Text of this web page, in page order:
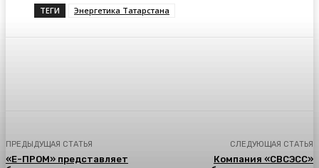
ТЕГИ Энергетика Татарстана
ПРЕДЫДУЩАЯ СТАТЬЯ
«Е-ПРОМ» представляет
СЛЕДУЮЩАЯ СТАТЬЯ
Компания «СВСЭСС»